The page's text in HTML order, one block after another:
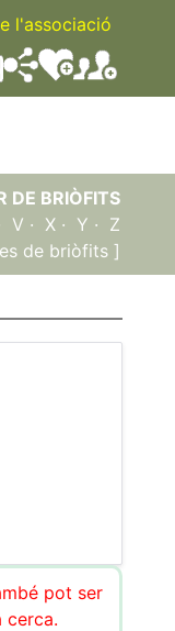
l'associació
DE BRIÒFITS
V · X · Y · Z
de briòfits ]
pot ser
cerca.